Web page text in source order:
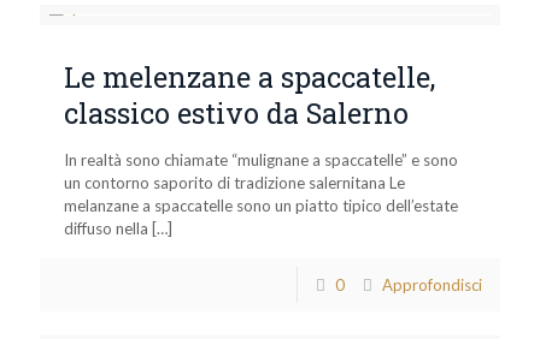
Le melenzane a spaccatelle,
classico estivo da Salerno
In realtà sono chiamate “mulignane a spaccatelle” e sono
un contorno saporito di tradizione salernitana Le
melanzane a spaccatelle sono un piatto tipico dell’estate
diffuso nella […]
0 Approfondisci